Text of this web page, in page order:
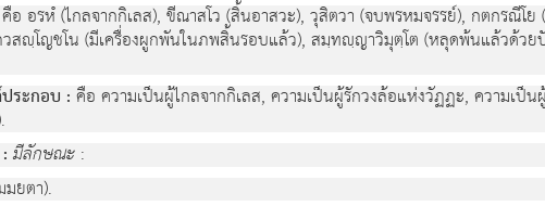
คือ อรหํ (ไกลจากกิเลส), ขีณาสโว (สิ้นอาสวะ), วุสิตวา (จบพรหมจรรย์), กตกรณีโ
สญฺโญชโน (มีเครื่องผูกพันในภพสิ้นรอบแล้ว), สมฺทญฺญาวิมุตฺโต (หลุดพ้นแล้วด้ว
ระกอบ : คือ ความเป็นผู้ไกลจากกิเลส, ความเป็นผู้รักวงล้อแห่งวัฏฏะ, ความเ
มีลักษณะ :
ยตา).